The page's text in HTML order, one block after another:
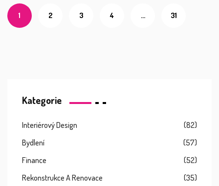
1 2 3 4 … 31
Kategorie
Interiérový Design
(82)
Bydlení
(57)
Finance
(52)
Rekonstrukce A Renovace
(35)